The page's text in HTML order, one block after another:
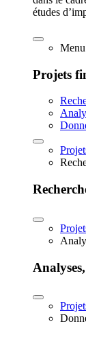
études
Menu
Projets